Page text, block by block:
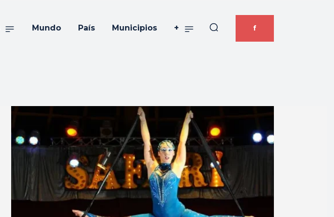
Mundo País Municipios + f